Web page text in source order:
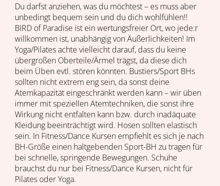
Du darfst anziehen, was du möchtest – es muss aber
unbedingt bequem sein und du dich wohlfühlen!!
BIRD of Paradise ist ein wertungsfreier Ort, wo jede:r
willkommen ist, unabhängig von Äußerlichkeiten! Im
Yoga/Pilates achte vielleicht darauf, dass du keine
übergroßen Oberteile/Ärmel trägst, da diese dich
beim Üben evtl. stören könnten. Bustiers/Sport BHs
sollten nicht extrem eng sein, da sonst deine
Atemkapazität eingeschränkt werden kann – wir üben
immer mit speziellen Atemtechniken, die sonst ihre
Wirkung nicht entfalten kann bzw. durch inadäquate
Kleidung beeinträchtigt wird. Hosen sollten elastisch
sein. In Fitness/Dance Kursen empfiehlt es sich je nach
BH-Größe einen haltgebenden Sport-BH zu tragen für
bei schnelle, springende Bewegungen. Schuhe
brauchst du nur bei Fitness/Dance Kursen, nicht für
Pilates oder Yoga.